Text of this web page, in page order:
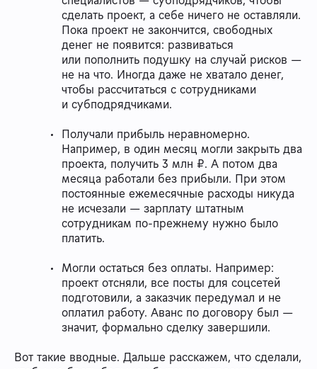
сделать проект, а себе ничего не оставляли.
Пока проект не закончится, свободных
денег не появится: развиваться
или пополнить подушку на случай рисков —
не на что. Иногда даже не хватало денег,
чтобы рассчитаться с сотрудниками
и субподрядчиками.
Получали прибыль неравномерно.
Например, в один месяц могли закрыть два
проекта, получить 3 млн ₽. А потом два
месяца работали без прибыли. При этом
постоянные ежемесячные расходы никуда
не исчезали — зарплату штатным
сотрудникам по-прежнему нужно было
платить.
Могли остаться без оплаты. Например:
проект отсняли, все посты для соцсетей
подготовили, а заказчик передумал и не
оплатил работу. Аванс по договору был —
значит, формально сделку завершили.
Вот такие вводные. Дальше расскажем, что сделали,